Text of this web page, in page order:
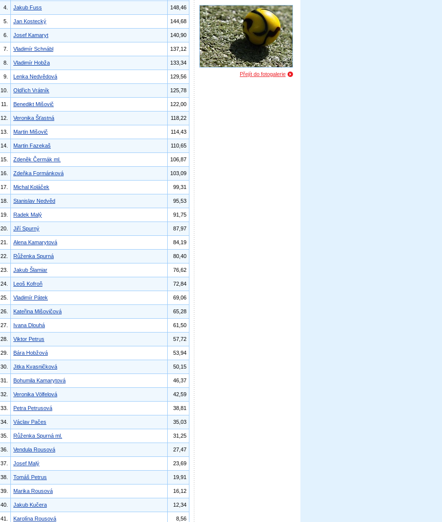
4. Jakub Fuss 148,46
5. Jan Kostecký 144,68
6. Josef Kamaryt 140,90
7. Vladimír Schnábl 137,12
8. Vladimír Hobža 133,34
9. Lenka Nedvědová 129,56
10. Oldřich Vrátník 125,78
11. Benedikt Mišovič 122,00
12. Veronika Šťastná 118,22
13. Martin Mišovič 114,43
14. Martin Fazekaš 110,65
15. Zdeněk Čermák ml. 106,87
16. Zdeňka Formánková 103,09
17. Michal Koláček 99,31
18. Stanislav Nedvěd 95,53
19. Radek Malý 91,75
20. Jiří Spurný 87,97
21. Alena Kamarytová 84,19
22. Růženka Spurná 80,40
23. Jakub Šlamiar 76,62
24. Leoš Kofroň 72,84
25. Vladimír Pátek 69,06
26. Kateřina Mišovičová 65,28
27. Ivana Dlouhá 61,50
28. Viktor Petrus 57,72
29. Bára Hobžová 53,94
30. Jitka Kvasničková 50,15
31. Bohumila Kamarytová 46,37
32. Veronika Völfelová 42,59
33. Petra Petrusová 38,81
34. Václav Pačes 35,03
35. Růženka Spurná ml. 31,25
36. Vendula Rousová 27,47
37. Josef Malý 23,69
38. Tomáš Petrus 19,91
39. Marika Rousová 16,12
40. Jakub Kučera 12,34
41. Karolína Rousová 8,56
Přejít do fotogalerie